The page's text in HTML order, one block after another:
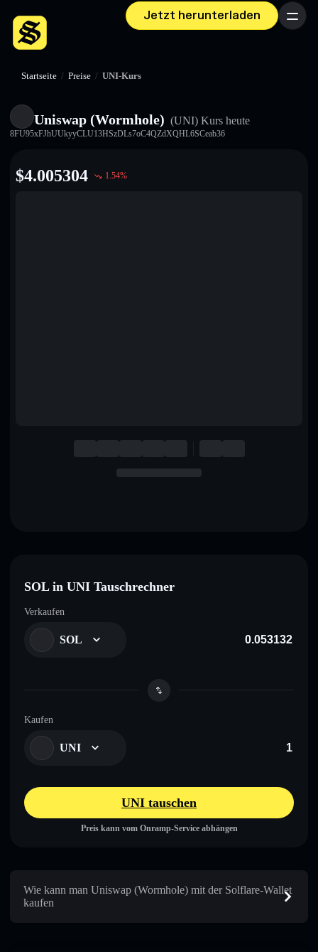
Jetzt herunterladen Menü
Startseite / Preise / UNI-Kurs
Uniswap (Wormhole) (UNI) Kurs heute
8FU95xFJhUUkyyCLU13HSzDLs7oC4QZdXQHL6SCeab36
$4.005304 1.54%
SOL in UNI Tauschrechner
Verkaufen
SOL
Kaufen
UNI
UNI tauschen
Preis kann vom Onramp-Service abhängen
Wie kann man Uniswap (Wormhole) mit der Solflare-Wallet
kaufen